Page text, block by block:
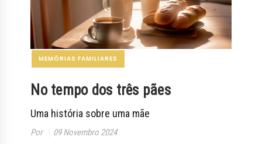
MEMÓRIAS FAMILIARES
No tempo dos três pães
Uma história sobre uma mãe
Por 09 Novembro 2024